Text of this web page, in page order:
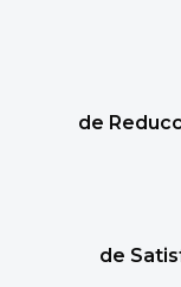
de
de